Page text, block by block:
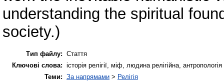
understanding the spiritual
society.)
Тип файлу: Стаття
Ключові слова: історія релігії, міф, людина релігійна,
Теми: За напрямами > Релігія